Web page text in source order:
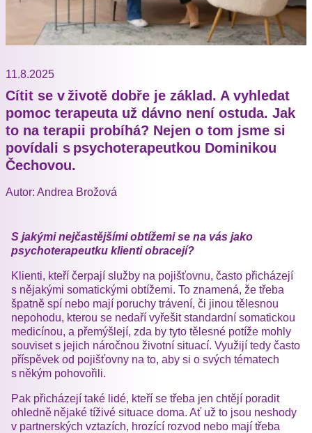
11.8.2025
Cítit se v životě dobře je základ. A vyhledat
pomoc terapeuta už dávno není ostuda. Jak
to na terapii probíhá? Nejen o tom jsme si
povídali s psychoterapeutkou Dominikou
Čechovou.
Autor: Andrea Brožová
S jakými nejčastějšími obtížemi se na vás jako
psychoterapeutku klienti obracejí?
Klienti, kteří čerpají služby na pojišťovnu, často přicházejí
s nějakými somatickými obtížemi. To znamená, že třeba
špatně spí nebo mají poruchy trávení, či jinou tělesnou
nepohodu, kterou se nedaří vyřešit standardní somatickou
medicínou, a přemýšlejí, zda by tyto tělesné potíže mohly
souviset s jejich náročnou životní situací. Využijí tedy často
příspěvek od pojišťovny na to, aby si o svých tématech
s někým pohovořili.
Pak přicházejí také lidé, kteří se třeba jen chtějí poradit
ohledně nějaké tíživé situace doma. Ať už to jsou neshody
v partnerských vztazích, hrozící rozvod nebo mají třeba